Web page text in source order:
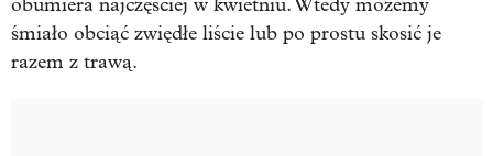
obumiera najczęściej w kwietniu. Wtedy możemy
śmiało obciąć zwiędłe liście lub po prostu skosić je
razem z trawą.